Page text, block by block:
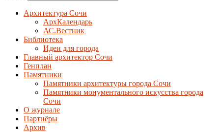
Архитектура Сочи
АрхКалендарь
АС.Вестник
Библиотека
Идеи для города
Главный архитектор Сочи
Генплан
Памятники
Памятники архитектуры города Сочи
Памятники монументального искусства города
Сочи
О журнале
Партнёры
Архив